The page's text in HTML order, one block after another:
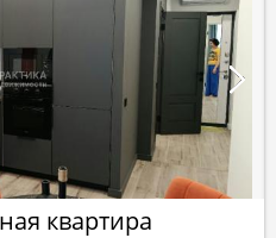
квартира